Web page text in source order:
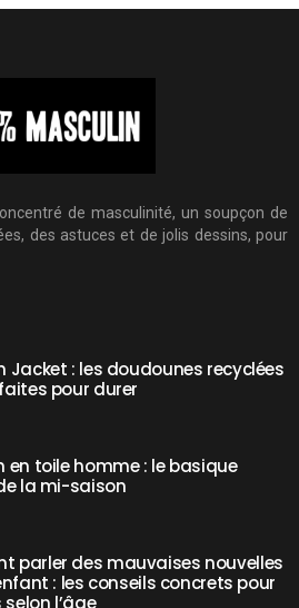
de masculinité, un soupçon de
des astuces et de jolis dessins, pour
Jacket : les doudounes recyclées
faites pour durer
en toile homme : le basique
la mi-saison
parler des mauvaises nouvelles
: les conseils concrets pour
selon l’âge